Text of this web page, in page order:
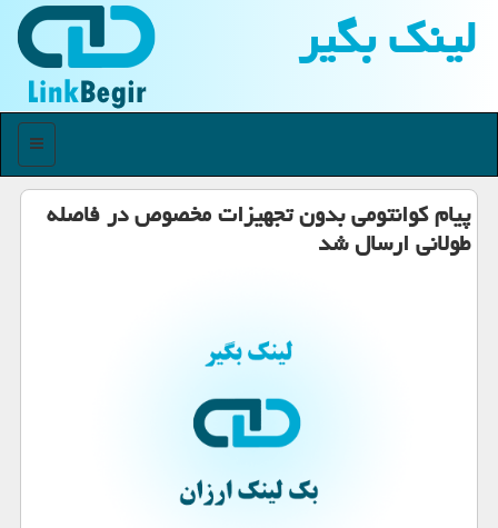
لینك بگیر
منو
پیام کوانتومی بدون تجهیزات مخصوص در فاصله
طولانی ارسال شد